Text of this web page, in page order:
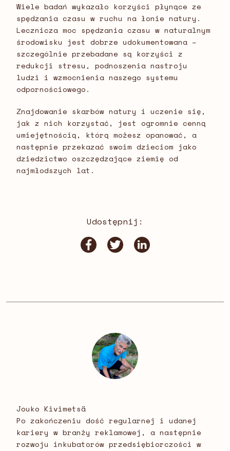
Wiele badań wykazało korzyści płynące ze
spędzania czasu w ruchu na łonie natury.
Lecznicza moc spędzania czasu w naturalnym
środowisku jest dobrze udokumentowana –
szczególnie przebadane są korzyści z
redukcji stresu, podnoszenia nastroju
ludzi i wzmocnienia naszego systemu
odpornościowego.
Znajdowanie skarbów natury i uczenie się,
jak z nich korzystać, jest ogromnie cenną
umiejętnością, którą możesz opanować, a
następnie przekazać swoim dzieciom jako
dziedzictwo oszczędzające ziemię od
najmłodszych lat.
Udostępnij:
Jouko Kivimetsä
Po zakończeniu dość regularnej i udanej
kariery w branży reklamowej, a następnie
rozwoju inkubatorów przedsiębiorczości w